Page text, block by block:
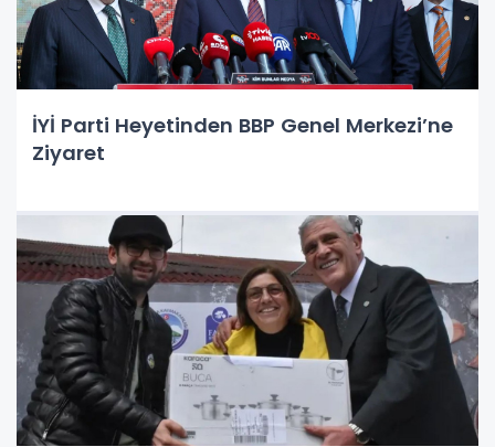
İYİ Parti Heyetinden BBP Genel Merkezi’ne
Ziyaret